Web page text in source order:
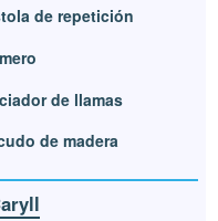
de repetición
de llamas
de madera